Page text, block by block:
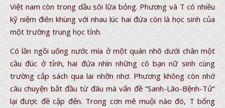
Việt nam còn trong dầu sôi lữa bỏng. Phương và T có nhiều
kỹ niệm điên khùng với nhau lúc hai đứa còn là học sinh của
một trường trung học tỉnh.
Có lần ngồi uống nước mía ở một quán nhõ dưới chân một
cầu đúc ở tỉnh, hai đứa nhìn những cô bạn nữ sinh cùng
trường cắp sách qua lai nhỡn nhơ. Phương không còn nhớ
câu chuyện bắt đầu từ đâu mà vấn đề “Sanh-Lão-Bệnh-Tử”
lại được đề cập đến. Trong cơn mê muội nào đó, T bổng